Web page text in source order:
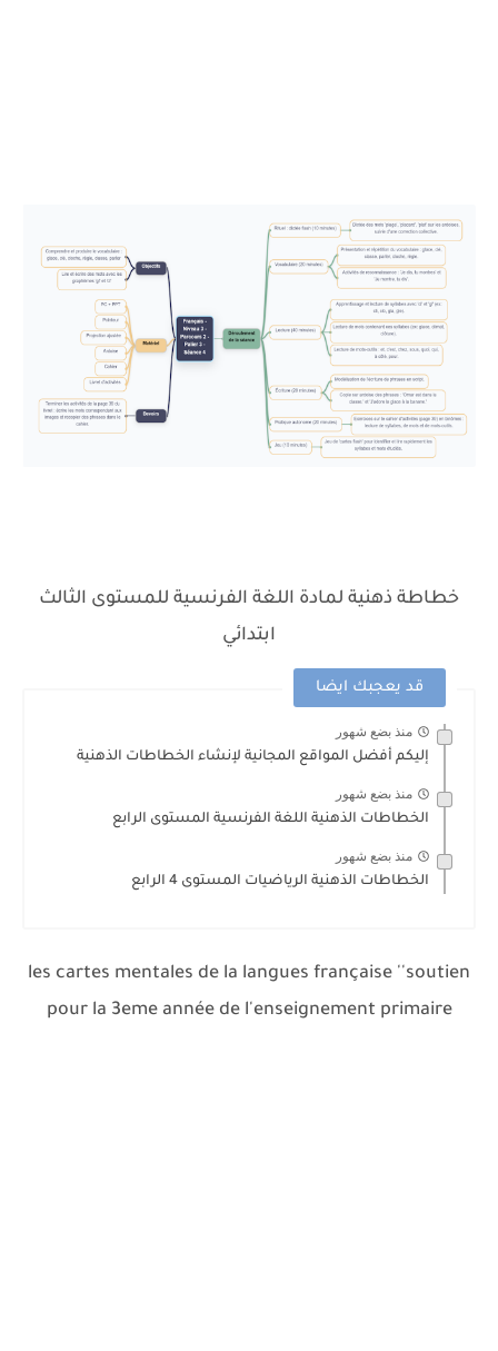
خطاطة ذهنية لمادة اللغة الفرنسية للمستوى الثالث
ابتدائي
قد يعجبك ايضا
منذ بضع شهور
إليكم أفضل المواقع المجانية لإنشاء الخطاطات الذهنية
منذ بضع شهور
الخطاطات الذهنية اللغة الفرنسية المستوى الرابع
منذ بضع شهور
الخطاطات الذهنية الرياضيات المستوى 4 الرابع
les cartes mentales de la langues française ''soutien
pour la 3eme année de l'enseignement primaire